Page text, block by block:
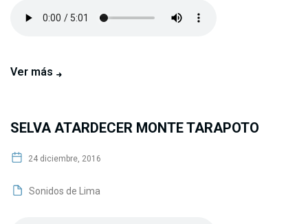
Ver más
SELVA ATARDECER MONTE TARAPOTO
24 diciembre, 2016
Sonidos de Lima